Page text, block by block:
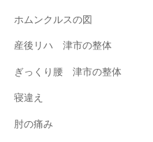
ホムンクルスの図
産後リハ 津市の整体
ぎっくり腰 津市の整体
寝違え
肘の痛み